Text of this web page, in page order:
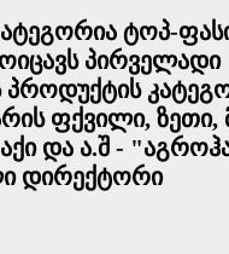
ტოპ-
პირველადი
პროდუქტის
ფქვილი, ზეთი,
და ა.შ -
დირექტორი